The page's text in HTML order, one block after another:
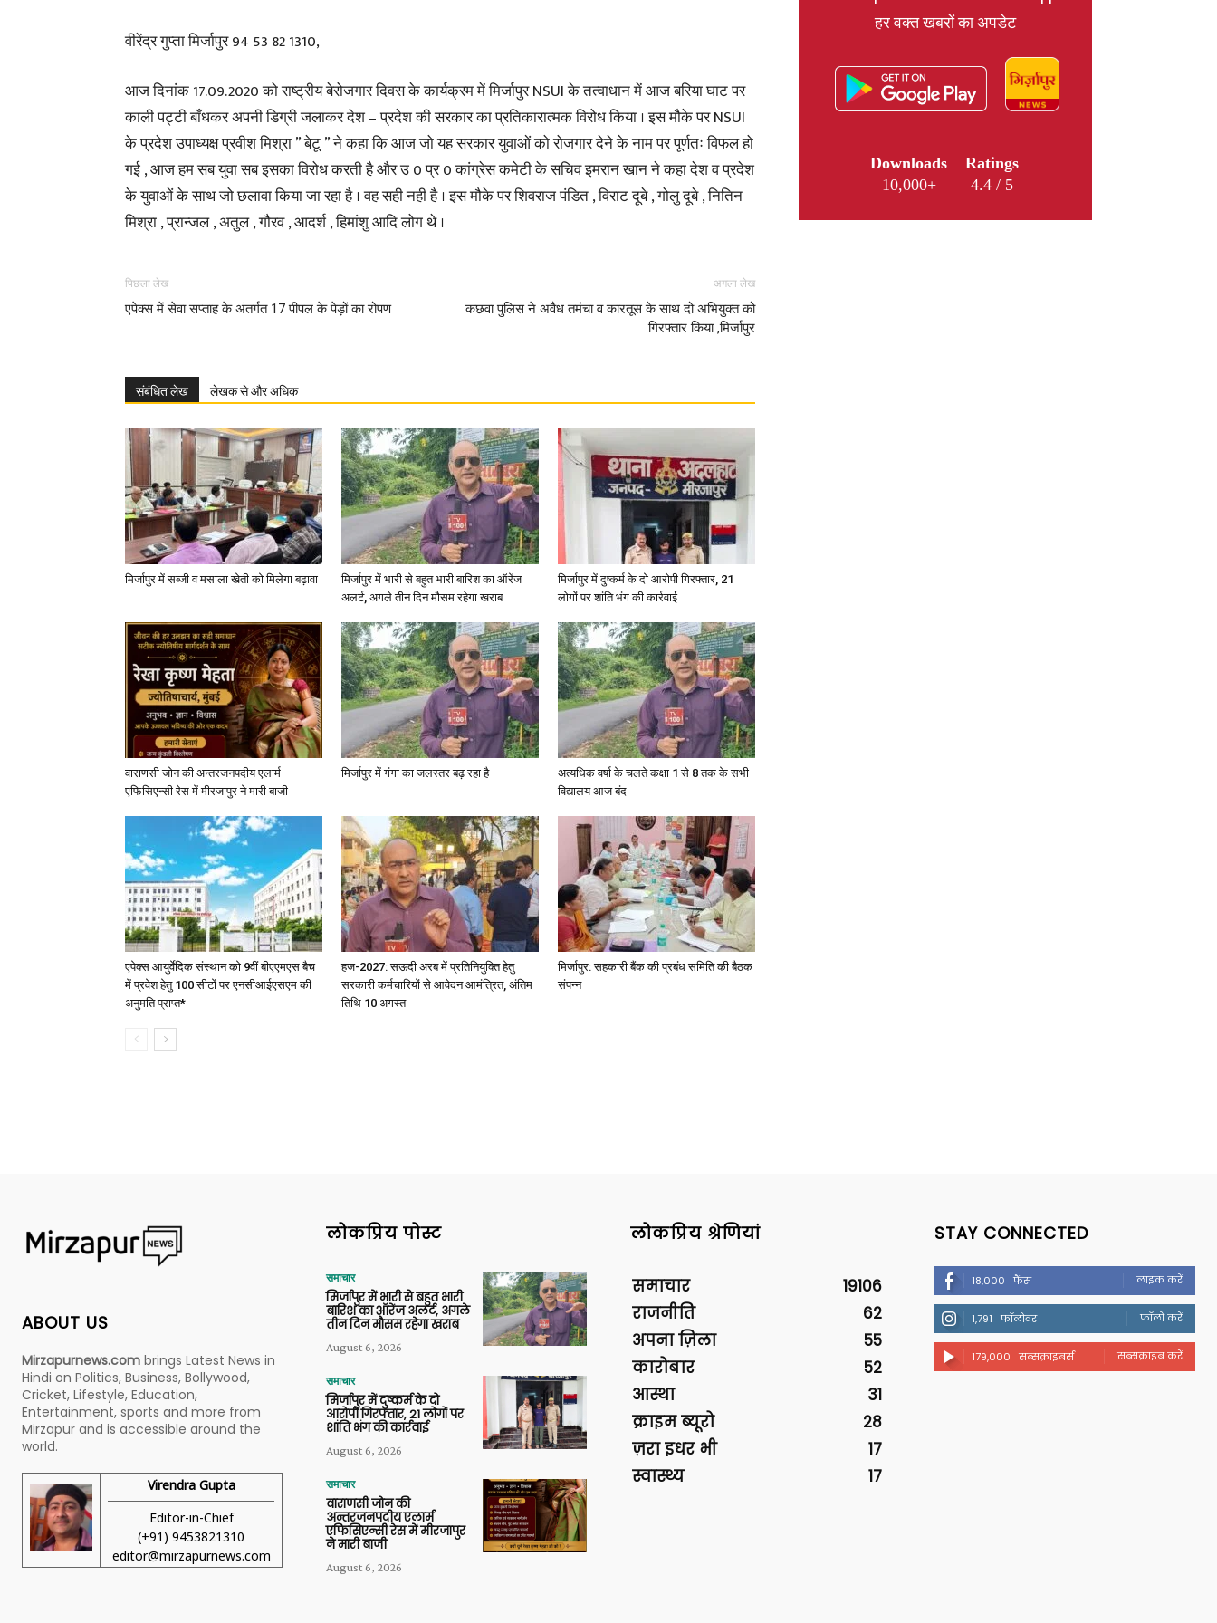
News,
in
Hindi,
Today
News
वीरेंद्र गुप्ता मिर्जापुर 94 53 82 1310,
आज दिनांक 17.09.2020 को राष्ट्रीय बेरोजगार दिवस के कार्यक्रम में मिर्जापुर NSUI के तत्वाधान में आज बरिया घाट पर
काली पट्टी बाँधकर अपनी डिग्री जलाकर देश – प्रदेश की सरकार का प्रतिकारात्मक विरोध किया । इस मौके पर NSUI
के प्रदेश उपाध्यक्ष प्रवीश मिश्रा ” बेटू ” ने कहा कि आज जो यह सरकार युवाओं को रोजगार देने के नाम पर पूर्णतः विफल हो
गई , आज हम सब युवा सब इसका विरोध करती है और उ 0 प्र 0 कांग्रेस कमेटी के सचिव इमरान खान ने कहा देश व प्रदेश
के युवाओं के साथ जो छलावा किया जा रहा है । वह सही नही है । इस मौके पर शिवराज पंडित , विराट दूबे , गोलु दूबे , नितिन
मिश्रा , प्रान्जल , अतुल , गौरव , आदर्श , हिमांशु आदि लोग थे ।
पिछला लेख
एपेक्स में सेवा सप्ताह के अंतर्गत 17 पीपल के पेड़ों का रोपण
अगला लेख
कछवा पुलिस ने अवैध तमंचा व कारतूस के साथ दो अभियुक्त को
गिरफ्तार किया ,मिर्जापुर
संबंधित लेख लेखक से और अधिक
मिर्जापुर में सब्जी व मसाला खेती को मिलेगा बढ़ावा
मिर्जापुर में भारी से बहुत भारी बारिश का ऑरेंज
अलर्ट, अगले तीन दिन मौसम रहेगा खराब
मिर्जापुर में दुष्कर्म के दो आरोपी गिरफ्तार, 21
लोगों पर शांति भंग की कार्रवाई
वाराणसी जोन की अन्तरजनपदीय एलार्म
एफिसिएन्सी रेस में मीरजापुर ने मारी बाजी
मिर्जापुर में गंगा का जलस्तर बढ़ रहा है
अत्यधिक वर्षा के चलते कक्षा 1 से 8 तक के सभी
विद्यालय आज बंद
एपेक्स आयुर्वेदिक संस्थान को 9वीं बीएएमएस बैच
में प्रवेश हेतु 100 सीटों पर एनसीआईएसएम की
अनुमति प्राप्त*
हज-2027: सऊदी अरब में प्रतिनियुक्ति हेतु
सरकारी कर्मचारियों से आवेदन आमंत्रित, अंतिम
तिथि 10 अगस्त
मिर्जापुर: सहकारी बैंक की प्रबंध समिति की बैठक
संपन्न
हर वक्त खबरों का अपडेट
Downloads
10,000+
Ratings
4.4 / 5
ABOUT US
Mirzapurnews.com brings Latest News in
Hindi on Politics, Business, Bollywood,
Cricket, Lifestyle, Education,
Entertainment, sports and more from
Mirzapur and is accessible around the
world.
Virendra Gupta
Editor-in-Chief
(+91) 9453821310
editor@mirzapurnews.com
लोकप्रिय पोस्ट
समाचार
मिर्जापुर में भारी से बहुत भारी
बारिश का ऑरेंज अलर्ट, अगले
तीन दिन मौसम रहेगा खराब
August 6, 2026
समाचार
मिर्जापुर में दुष्कर्म के दो
आरोपी गिरफ्तार, 21 लोगों पर
शांति भंग की कार्रवाई
August 6, 2026
समाचार
वाराणसी जोन की
अन्तरजनपदीय एलार्म
एफिसिएन्सी रेस में मीरजापुर
ने मारी बाजी
August 6, 2026
लोकप्रिय श्रेणियां
समाचार
19106
राजनीति
62
अपना ज़िला
55
कारोबार
52
आस्था
31
क्राइम ब्यूरो
28
ज़रा इधर भी
17
स्वास्थ्य
17
STAY CONNECTED
18,000 फैंस लाइक करें
1,791 फॉलोवर फॉलो करें
179,000 सब्सक्राइबर्स सब्सक्राइब करें